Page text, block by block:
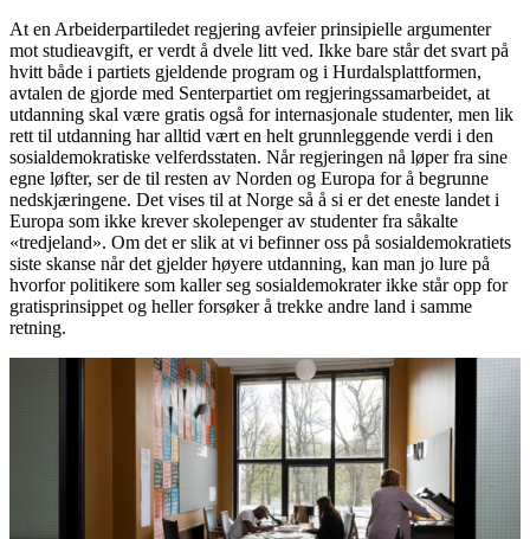
At en Arbeiderpartiledet regjering avfeier prinsipielle argumenter
mot studieavgift, er verdt å dvele litt ved. Ikke bare står det svart på
hvitt både i partiets gjeldende program og i Hurdalsplattformen,
avtalen de gjorde med Senterpartiet om regjeringssamarbeidet, at
utdanning skal være gratis også for internasjonale studenter, men lik
rett til utdanning har alltid vært en helt grunnleggende verdi i den
sosialdemokratiske velferdsstaten. Når regjeringen nå løper fra sine
egne løfter, ser de til resten av Norden og Europa for å begrunne
nedskjæringene. Det vises til at Norge så å si er det eneste landet i
Europa som ikke krever skolepenger av studenter fra såkalte
«tredjeland». Om det er slik at vi befinner oss på sosialdemokratiets
siste skanse når det gjelder høyere utdanning, kan man jo lure på
hvorfor politikere som kaller seg sosialdemokrater ikke står opp for
gratisprinsippet og heller forsøker å trekke andre land i samme
retning.